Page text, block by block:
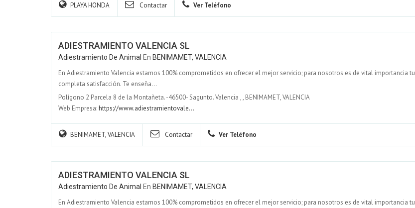
PLAYA HONDA Contactar Ver Teléfono
ADIESTRAMIENTO VALENCIA SL
Adiestramiento De Animal En BENIMAMET, VALENCIA
En Adiestramiento Valencia estamos 100% comprometidos en ofrecer el mejor servicio; para nosotros es de vital importancia tu
completa satisfacción. Te enseña...
Polígono 2 Parcela 8 de la Montañeta. -46500- Sagunto. Valencia ,, BENIMAMET, VALENCIA
Web Empresa:https://www.adiestramientovale...
BENIMAMET, VALENCIA Contactar Ver Teléfono
ADIESTRAMIENTO VALENCIA SL
Adiestramiento De Animal En BENIMAMET, VALENCIA
En Adiestramiento Valencia estamos 100% comprometidos en ofrecer el mejor servicio; para nosotros es de vital importancia tu